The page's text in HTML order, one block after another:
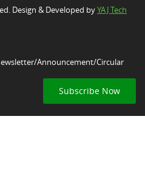
Design & Developed byYAJ Tech
Announcement/Circular
Subscribe Now